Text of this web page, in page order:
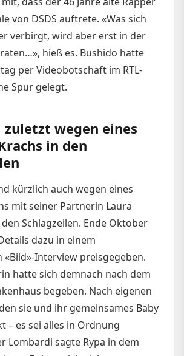
von DSDS auftrete. «Was sich
verbirgt, wird aber erst in der
hieß es. Bushido hatte
per Videobotschaft im RTL-
Spur gelegt.
zuletzt wegen eines
in den
kürzlich auch wegen eines
mit seiner Partnerin Laura
Schlagzeilen. Ende Oktober
dazu in einem
«Bild»-Interview preisgegeben.
hatte sich demnach nach dem
begeben. Nach eigenen
sie und ihr gemeinsames Baby
– es sei alles in Ordnung
Lombardi sagte Rypa in dem